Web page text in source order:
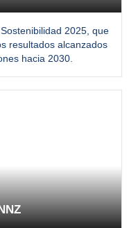
2025, que
resultados alcanzados
hacia 2030.